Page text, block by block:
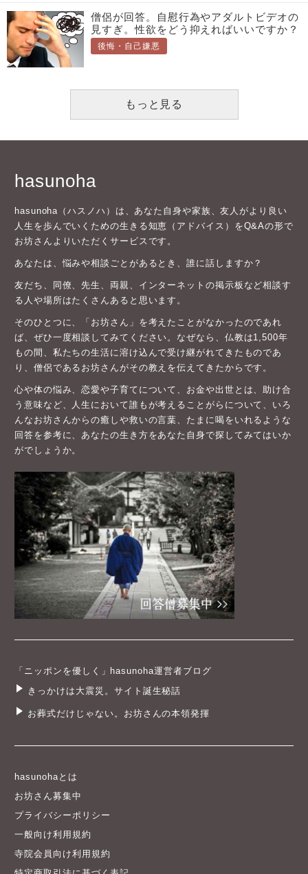
僧侶が回答。自慰行為やアダルトビデオの
見すぎ。性欲をどう抑えればいいですか？
後悔・自己嫌悪
もっと見る
hasunoha
hasunoha（ハスノハ）は、あなた自身や家族、友人がより良い
人生を歩んでいくための生きる知恵（アドバイス）をQ&Aの形で
お坊さんよりいただくサービスです。
あなたは、悩みや相談ごとがあるとき、誰に話しますか？
友だち、同僚、先生、両親、インターネットの掲示板など相談す
る人や場所はたくさんあると思います。
そのひとつに、「お坊さん」を考えたことがなかったのであれ
ば、ぜひ一度相談してみてください。なぜなら、仏教は1,500年
もの間、私たちの生活に溶け込んで受け継がれてきたものであ
り、僧侶であるお坊さんがその教えを伝えてきたからです。
心や体の悩み、恋愛や子育てについて、お金や出世とは、助け合
う意味など、人生において誰もが考えることがらについて、いろ
んなお坊さんからの癒しや救いの言葉、たまに喝をいれるような
回答を参考に、あなたの生き方をあなた自身で探してみてはいか
がでしょうか。
「ニッポンを優しく」hasunoha運営者ブログ
きっかけは大震災。サイト誕生秘話
お葬式だけじゃない。お坊さんの本領発揮
hasunohaとは
お坊さん募集中
プライバシーポリシー
一般向け利用規約
寺院会員向け利用規約